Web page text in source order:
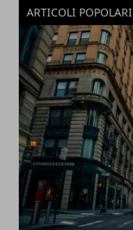
ARTICOLI POPOLARI